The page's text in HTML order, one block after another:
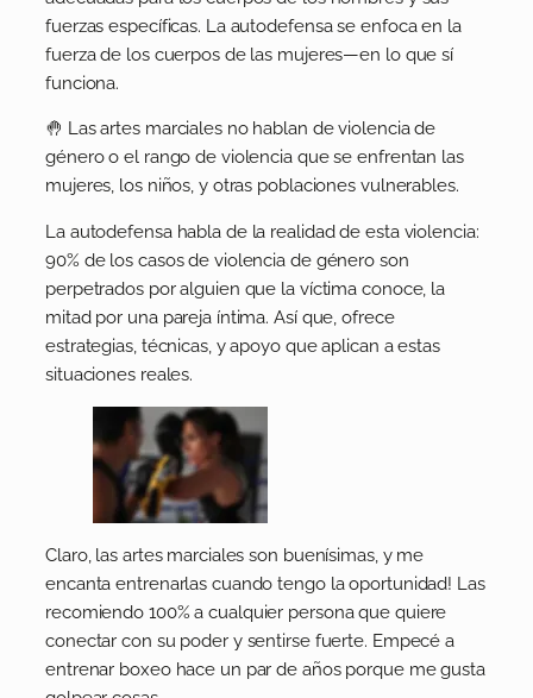
fuerzas específicas. La autodefensa se enfoca en la
fuerza de los cuerpos de las mujeres—en lo que sí
funciona.
🤚 Las artes marciales no hablan de violencia de
género o el rango de violencia que se enfrentan las
mujeres, los niños, y otras poblaciones vulnerables.
La autodefensa habla de la realidad de esta violencia:
90% de los casos de violencia de género son
perpetrados por alguien que la víctima conoce, la
mitad por una pareja íntima. Así que, ofrece
estrategias, técnicas, y apoyo que aplican a estas
situaciones reales.
Claro, las artes marciales son buenísimas, y me
encanta entrenarlas cuando tengo la oportunidad! Las
recomiendo 100% a cualquier persona que quiere
conectar con su poder y sentirse fuerte. Empecé a
entrenar boxeo hace un par de años porque me gusta